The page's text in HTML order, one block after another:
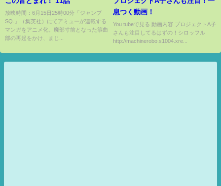
放映時間：6月15日25時00分「ジャンプ
SQ.」（集英社）にてアミューが連載する
マンガをアニメ化。廃部寸前となった箏曲
部の再起をかけ、まじ...
息つく動画！
You tubeで見る 動画内容 プロジェクトA子
さんも注目してるはずの！シロッフル
http://machinerobo.s1004.xre...